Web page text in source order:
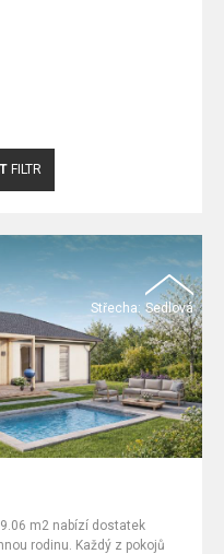
FILTR
Střecha: Sedlová
m2 nabízí dostatek
rodinu. Každý z pokojů